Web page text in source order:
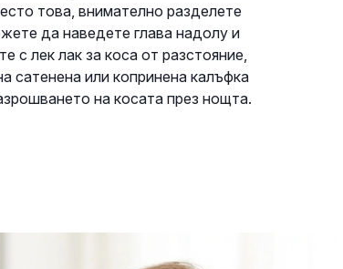
това, внимателно разделете
да наведете глава надолу и
с лек лак за коса от разстояние,
сатенена или копринена калъфка
на косата през нощта.